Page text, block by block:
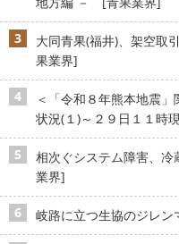
大同青果(福井)、架空
果業界]
＜「令和８年熊本地震
状況(１)～２９日１１
相次ぐシステム障害、
業界]
岐路に立つ生協のジレ